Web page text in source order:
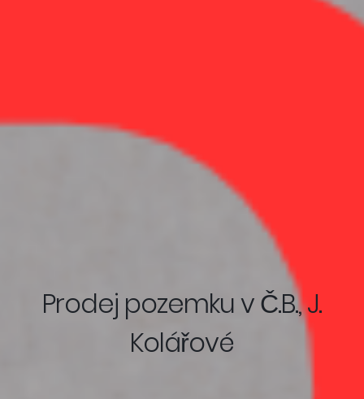
Prodej pozemku v Č.B., J.
Kolářové